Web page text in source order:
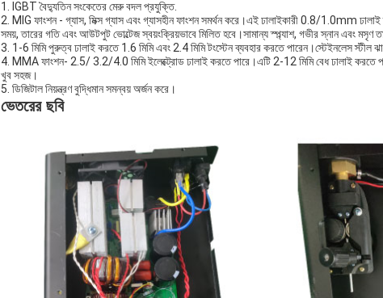
1. IGBT বৈদ্যুতিন সংকেতের মেরু বদল প্রযুক্তি.
2. MIG ফাংশন - গ্যাস, মিক্স গ্যাস এবং গ্যাসহীন ফাংশন সমর্থন করে।এই ঢালাইকারী 0.8/1.0mm ঢালাই
সময়, তারের গতি এবং আউটপুট ভোল্টেজ স্বয়ংক্রিয়ভাবে মিলিত হবে।সামান্য স্প্ল্যাশ, গভীর স্নান এবং মসৃণ
3. 1-6 মিমি পুরুত্ব ঢালাই করতে 1.6 মিমি এবং 2.4 মিমি টংস্টেন ব্যবহার করতে পারেন।স্টেইনলেস স্টীল
4. MMA ফাংশন- 2.5/ 3.2/4.0 মিমি ইলেক্ট্রোড ঢালাই করতে পারে।এটি 2-12 মিমি বেধ ঢালাই করতে
খুব সহজ।
5. ডিজিটাল নিয়ন্ত্রণ বুদ্ধিমান সমন্বয় অর্জন করে।
ভেতরের ছবি